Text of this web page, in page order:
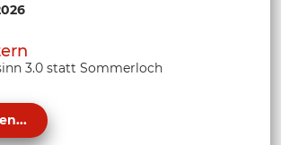
3.0 statt Sommerloch